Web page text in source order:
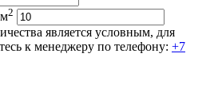
2
является условным, для
к менеджеру по телефону: +7